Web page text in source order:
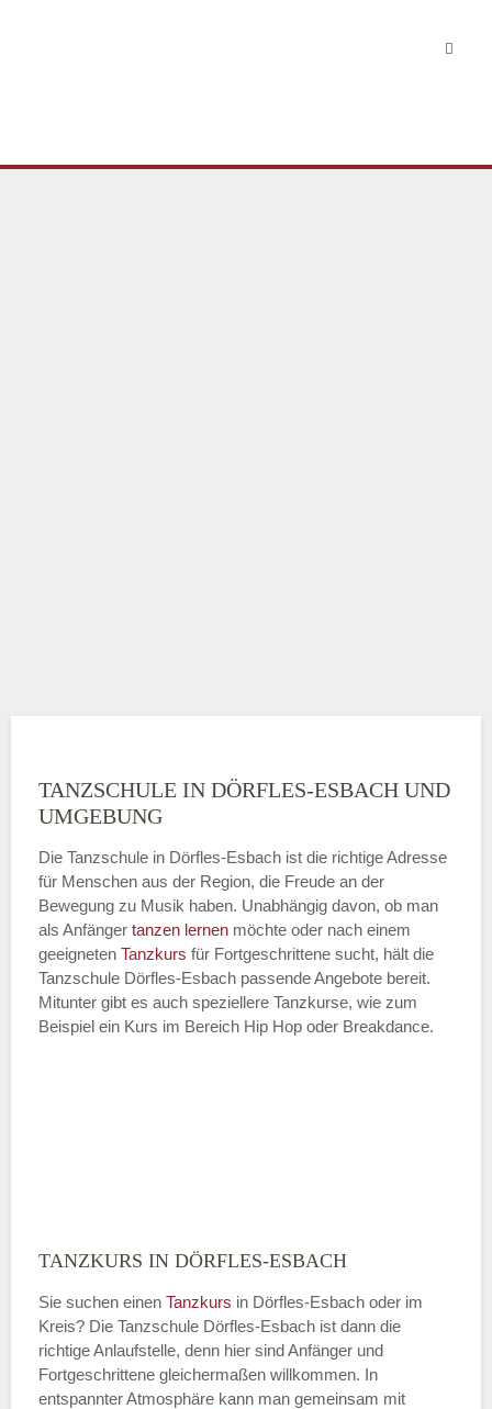
TANZSCHULE IN DÖRFLES-ESBACH UND
UMGEBUNG
Die Tanzschule in Dörfles-Esbach ist die richtige Adresse
für Menschen aus der Region, die Freude an der
Bewegung zu Musik haben. Unabhängig davon, ob man
als Anfänger tanzen lernen möchte oder nach einem
geeigneten Tanzkurs für Fortgeschrittene sucht, hält die
Tanzschule Dörfles-Esbach passende Angebote bereit.
Mitunter gibt es auch speziellere Tanzkurse, wie zum
Beispiel ein Kurs im Bereich Hip Hop oder Breakdance.
TANZKURS IN DÖRFLES-ESBACH
Sie suchen einen Tanzkurs in Dörfles-Esbach oder im
Kreis? Die Tanzschule Dörfles-Esbach ist dann die
richtige Anlaufstelle, denn hier sind Anfänger und
Fortgeschrittene gleichermaßen willkommen. In
entspannter Atmosphäre kann man gemeinsam mit